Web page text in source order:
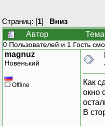
Страниц: [1] Вниз
Автор
0 Пользователей и 1 Гость
magnuz
Новенький
Offline
Как
окно
В